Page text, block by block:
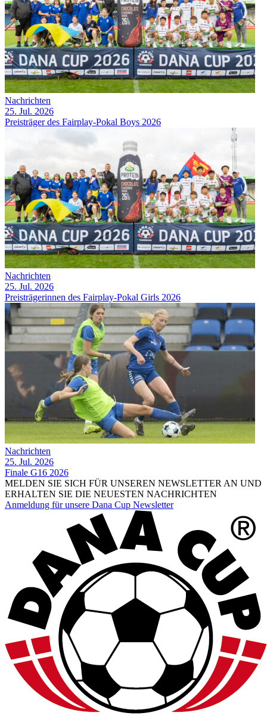
Nachrichten
25. Jul. 2026
Preisträger des Fairplay-Pokal Boys 2026
Nachrichten
25. Jul. 2026
Preisträgerinnen des Fairplay-Pokal Girls 2026
Nachrichten
25. Jul. 2026
Finale G16 2026
MELDEN SIE SICH FÜR UNSEREN NEWSLETTER AN UND
ERHALTEN SIE DIE NEUESTEN NACHRICHTEN
Anmeldung für unsere Dana Cup Newsletter